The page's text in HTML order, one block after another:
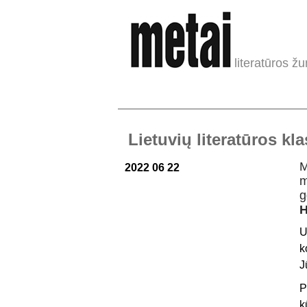
literatūros
Lietuvių literatūros
2022 06 22